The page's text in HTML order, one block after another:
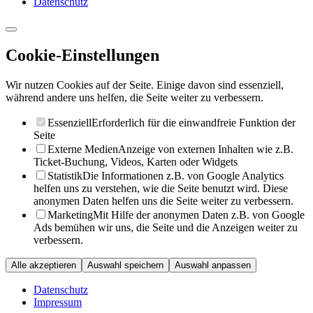
Cookie-Einstellungen
Wir nutzen Cookies auf der Seite. Einige davon sind essenziell,
während andere uns helfen, die Seite weiter zu verbessern.
EssenziellErforderlich für die einwandfreie Funktion der
Seite
Externe MedienAnzeige von externen Inhalten wie z.B.
Ticket-Buchung, Videos, Karten oder Widgets
StatistikDie Informationen z.B. von Google Analytics
helfen uns zu verstehen, wie die Seite benutzt wird. Diese
anonymen Daten helfen uns die Seite weiter zu verbessern.
MarketingMit Hilfe der anonymen Daten z.B. von Google
Ads bemühen wir uns, die Seite und die Anzeigen weiter zu
verbessern.
Alle akzeptieren Auswahl speichern Auswahl anpassen
Datenschutz
Impressum